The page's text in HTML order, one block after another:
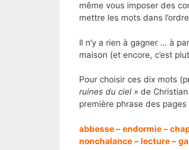
même vous imposer des
mettre les mots dans
Il n’y a rien à gagner … à
maison (et encore, c’est
Pour choisir ces dix mots
ruines du ciel » de
première phrase des pages
abbesse – endormie –
nonchalance – lecture –